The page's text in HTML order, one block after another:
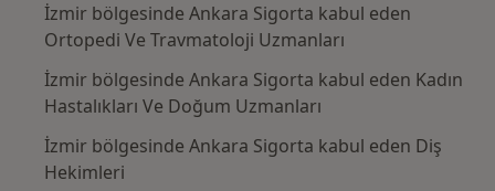
İzmir bölgesinde Ankara Sigorta kabul eden
Ortopedi Ve Travmatoloji Uzmanları
İzmir bölgesinde Ankara Sigorta kabul eden Kadın
Hastalıkları Ve Doğum Uzmanları
İzmir bölgesinde Ankara Sigorta kabul eden Diş
Hekimleri